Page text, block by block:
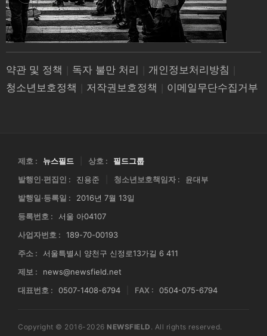
약관 및 정책 독자 불만 처리 개인정보처리방침
청소년보호정책
저작권보호정책 이메일무단수집거부
제호 : 뉴스필드 상호 :
필드그룹
발행인·편집인 :
진용준 청소년보호책임자 :
윤대부
발행일·등록일 :
2016년 7월 13일
등록번호 :
서울 아04107
사업자번호 :
189-70-00193
주소 :
서울특별시 양천구 신정로13가길 6 411
제보 :
news@newsfield.net
대표번호 :
0507-1408-6794 FAX : 0504-075-6794
Copyright © 2016-2026 NEWSFIELD . All rights reserved.